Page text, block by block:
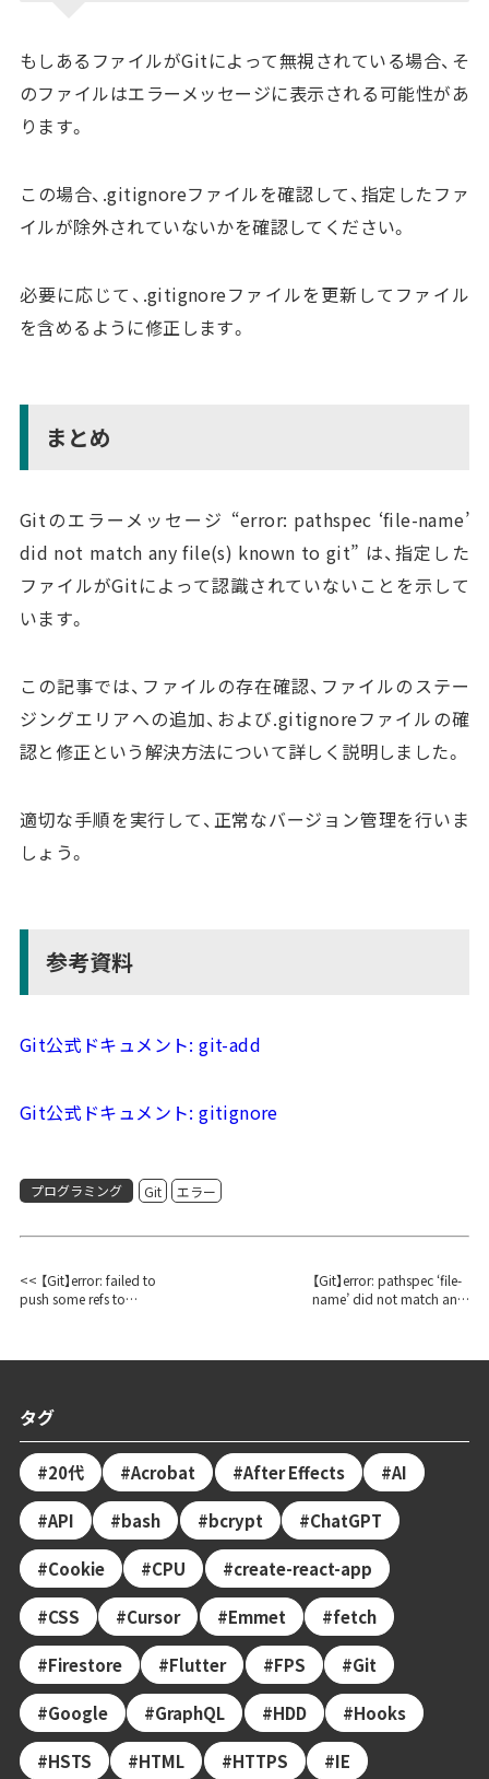
もしあるファイルがGitによって無視されている場合、そ
のファイルはエラーメッセージに表示される可能性があ
ります。
この場合、.gitignoreファイルを確認して、指定したファ
イルが除外されていないかを確認してください。
必要に応じて、.gitignoreファイルを更新してファイル
を含めるように修正します。
まとめ
Gitのエラーメッセージ “error: pathspec ‘file-name’
did not match any file(s) known to git” は、指定した
ファイルがGitによって認識されていないことを示して
います。
この記事では、ファイルの存在確認、ファイルのステー
ジングエリアへの追加、および.gitignoreファイルの確
認と修正という解決方法について詳しく説明しました。
適切な手順を実行して、正常なバージョン管理を行いま
しょう。
参考資料
Git公式ドキュメント: git-add
Git公式ドキュメント: gitignore
プログラミング Git エラー
<< 【Git】error: failed to
push some refs to
【Git】error: pathspec ‘file-
name’ did not match any
タグ
20代 Acrobat After Effects AI
API bash bcrypt ChatGPT
Cookie CPU create-react-app
CSS Cursor Emmet fetch
Firestore Flutter FPS Git
Google GraphQL HDD Hooks
HSTS HTML HTTPS IE